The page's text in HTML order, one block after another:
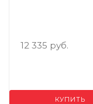
12 335 руб.
КУПИТЬ